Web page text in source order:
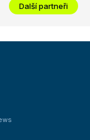
Další partneři